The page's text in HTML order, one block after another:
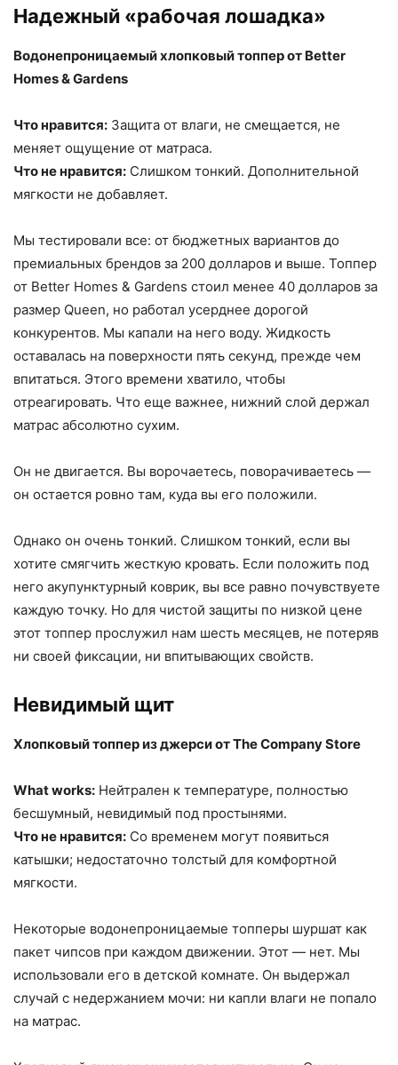
Надежный «рабочая лошадка»
Водонепроницаемый хлопковый топпер от Better
Homes & Gardens
Что нравится: Защита от влаги, не смещается, не
меняет ощущение от матраса.
Что не нравится: Слишком тонкий. Дополнительной
мягкости не добавляет.
Мы тестировали все: от бюджетных вариантов до
премиальных брендов за 200 долларов и выше. Топпер
от Better Homes & Gardens стоил менее 40 долларов за
размер Queen, но работал усерднее дорогой
конкурентов. Мы капали на него воду. Жидкость
оставалась на поверхности пять секунд, прежде чем
впитаться. Этого времени хватило, чтобы
отреагировать. Что еще важнее, нижний слой держал
матрас абсолютно сухим.
Он не двигается. Вы ворочаетесь, поворачиваетесь —
он остается ровно там, куда вы его положили.
Однако он очень тонкий. Слишком тонкий, если вы
хотите смягчить жесткую кровать. Если положить под
него акупунктурный коврик, вы все равно почувствуете
каждую точку. Но для чистой защиты по низкой цене
этот топпер прослужил нам шесть месяцев, не потеряв
ни своей фиксации, ни впитывающих свойств.
Невидимый щит
Хлопковый топпер из джерси от The Company Store
What works: Нейтрален к температуре, полностью
бесшумный, невидимый под простынями.
Что не нравится: Со временем могут появиться
катышки; недостаточно толстый для комфортной
мягкости.
Некоторые водонепроницаемые топперы шуршат как
пакет чипсов при каждом движении. Этот — нет. Мы
использовали его в детской комнате. Он выдержал
случай с недержанием мочи: ни капли влаги не попало
на матрас.